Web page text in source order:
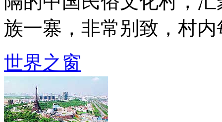
族一寨，非常别致，村
世界之窗